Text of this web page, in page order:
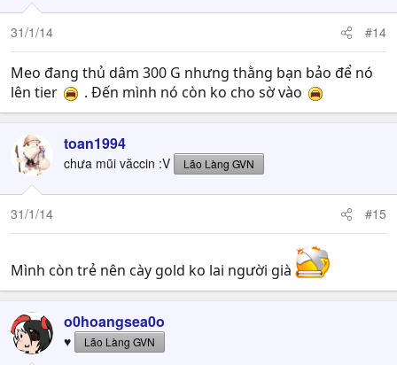
31/1/14 #14
Meo đang thủ dâm 300 G nhưng thằng bạn bảo để nó
lên tier
. Đến mình nó còn ko cho sờ vào
toan1994
chưa mũi văccin :V Lão Làng GVN
31/1/14 #15
Mình còn trẻ nên cày gold ko lai người già
o0hoangsea0o
♥ Lão Làng GVN